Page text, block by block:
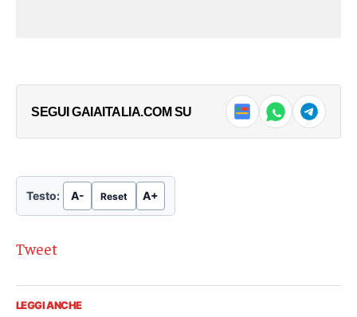
SEGUI GAIAITALIA.COM SU
Testo: A- Reset A+
Tweet
LEGGI ANCHE